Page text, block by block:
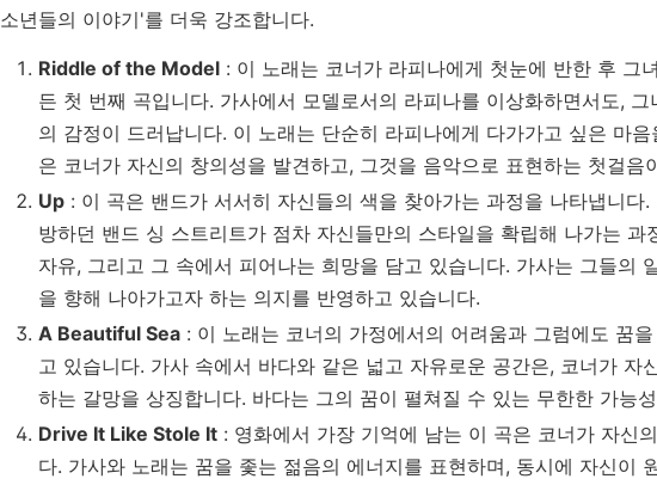
소년들의 이야기'를 더욱 강조합니다.
Riddle of the Model : 이 노래는 코너가 라피나에게 첫눈에 반한 후 그
든 첫 번째 곡입니다. 가사에서 모델로서의 라피나를 이상화하면서도,
의 감정이 드러납니다. 이 노래는 단순히 라피나에게 다가가고 싶은 마
은 코너가 자신의 창의성을 발견하고, 그것을 음악으로 표현하는 첫걸음
Up : 이 곡은 밴드가 서서히 자신들의 색을 찾아가는 과정을 나타냅니다
방하던 밴드 싱 스트리트가 점차 자신들만의 스타일을 확립해 나가는 과
자유, 그리고 그 속에서 피어나는 희망을 담고 있습니다. 가사는 그들의
을 향해 나아가고자 하는 의지를 반영하고 있습니다.
A Beautiful Sea : 이 노래는 코너의 가정에서의 어려움과 그럼에도 꿈
고 있습니다. 가사 속에서 바다와 같은 넓고 자유로운 공간은, 코너가 자
하는 갈망을 상징합니다. 바다는 그의 꿈이 펼쳐질 수 있는 무한한 가능
Drive It Like Stole It : 영화에서 가장 기억에 남는 이 곡은 코너가 자신
다. 가사와 노래는 꿈을 좇는 젊음의 에너지를 표현하며, 동시에 자신이